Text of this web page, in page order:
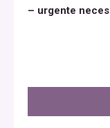
– urgente